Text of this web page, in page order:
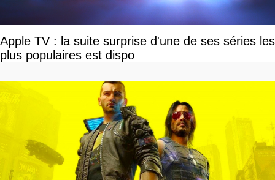
Apple TV : la suite surprise d'une de ses séries les
plus populaires est dispo